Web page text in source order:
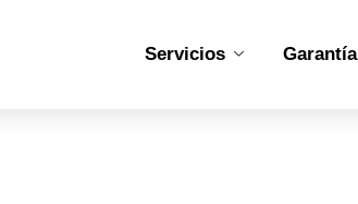
Servicios Garantía